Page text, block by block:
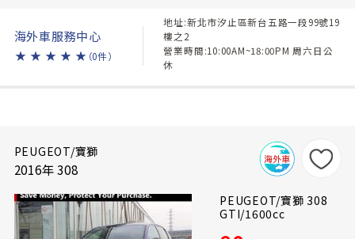
海外車服務中心
★ ★ ★ ★ ★ （0件）
地址:新北市汐止區新台五路一段99號19
樓之2
營業時間:10:00AM~18:00PM 周六日公
休
PEUGEOT/寶獅
2016年 308
PEUGEOT/寶獅 308
GTI/1600cc